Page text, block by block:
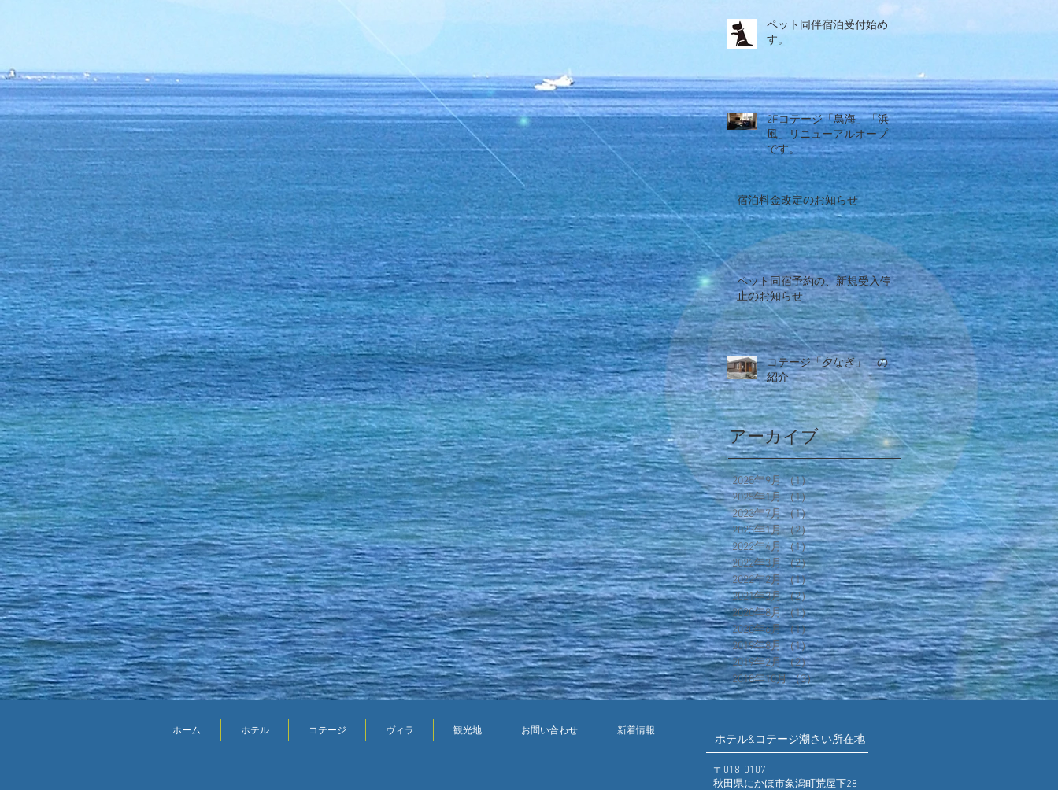
ペット同伴宿泊受付始めま
す。
2Fコテージ「鳥海」「浜
風」リニューアルオープン
です。
宿泊料金改定のお知らせ
ペット同宿予約の、新規受入停
止のお知らせ
コテージ「夕なぎ」 のご
紹介
アーカイブ
2025年9月（1）1件の記事
2025年1月（1）1件の記事
2023年7月（1）1件の記事
2023年1月（2）2件の記事
2022年4月（1）1件の記事
2022年3月（2）2件の記事
2022年2月（1）1件の記事
2021年3月（2）2件の記事
2020年8月（1）1件の記事
2020年6月（1）1件の記事
2019年8月（1）1件の記事
2019年2月（2）2件の記事
2018年10月（3）3件の記事
ホーム ホテル コテージ ヴィラ 観光地 お問い合わせ 新着情報
ホテル&コテージ潮さい所在地
〒018-0107
秋田県にかほ市象潟町荒屋下28